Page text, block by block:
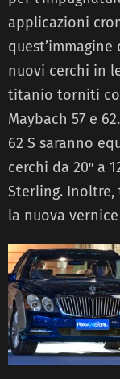
applicazioni
nuovi cerchi in
titanio torniti
Maybach 57 e
62 S saranno
cerchi da 20″ a
Sterling.
la nuova